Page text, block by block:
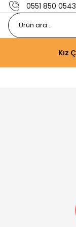
0551 850 0543
Kız